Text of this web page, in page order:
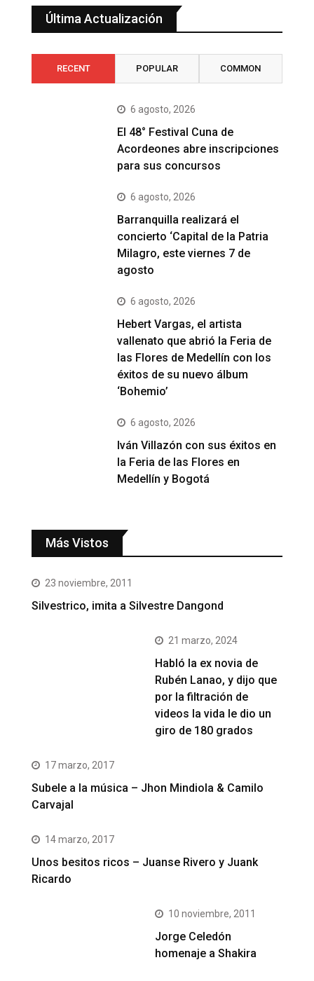
Última Actualización
RECENT POPULAR COMMON
6 agosto, 2026
El 48° Festival Cuna de
Acordeones abre inscripciones
para sus concursos
6 agosto, 2026
Barranquilla realizará el
concierto ‘Capital de la Patria
Milagro, este viernes 7 de
agosto
6 agosto, 2026
Hebert Vargas, el artista
vallenato que abrió la Feria de
las Flores de Medellín con los
éxitos de su nuevo álbum
‘Bohemio’
6 agosto, 2026
Iván Villazón con sus éxitos en
la Feria de las Flores en
Medellín y Bogotá
Más Vistos
23 noviembre, 2011
Silvestrico, imita a Silvestre Dangond
21 marzo, 2024
Habló la ex novia de
Rubén Lanao, y dijo que
por la filtración de
videos la vida le dio un
giro de 180 grados
17 marzo, 2017
Subele a la música – Jhon Mindiola & Camilo
Carvajal
14 marzo, 2017
Unos besitos ricos – Juanse Rivero y Juank
Ricardo
10 noviembre, 2011
Jorge Celedón
homenaje a Shakira